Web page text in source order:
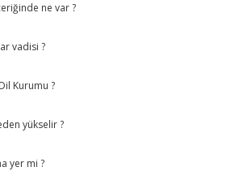
ne var ?
vadisi ?
Kurumu ?
yükselir ?
yer mi ?